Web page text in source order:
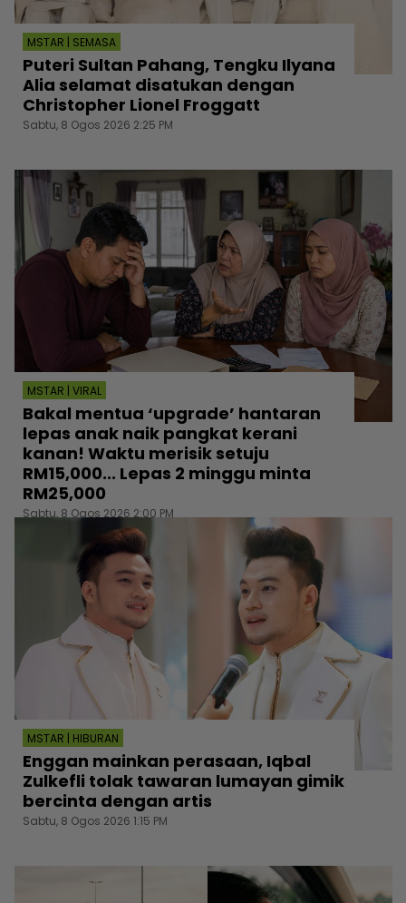
MSTAR | SEMASA
Puteri Sultan Pahang, Tengku Ilyana
Alia selamat disatukan dengan
Christopher Lionel Froggatt
Sabtu, 8 Ogos 2026 2:25 PM
MSTAR | VIRAL
Bakal mentua ‘upgrade’ hantaran
lepas anak naik pangkat kerani
kanan! Waktu merisik setuju
RM15,000... Lepas 2 minggu minta
RM25,000
Sabtu, 8 Ogos 2026 2:00 PM
MSTAR | HIBURAN
Enggan mainkan perasaan, Iqbal
Zulkefli tolak tawaran lumayan gimik
bercinta dengan artis
Sabtu, 8 Ogos 2026 1:15 PM